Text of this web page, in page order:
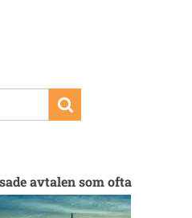
avtalen som ofta